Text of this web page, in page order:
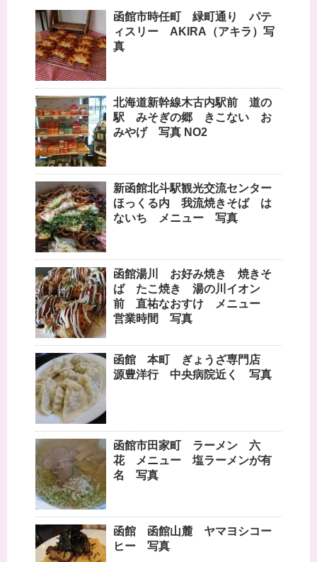
函館市時任町 緑町通り パテ
ィスリー AKIRA（アキラ）写
真
北海道新幹線木古内駅前 道の
駅 みそぎの郷 きこない お
みやげ 写真 NO2
新函館北斗駅観光交流センター
ほっくる内 我流焼きそば は
ないち メニュー 写真
函館湯川 お好み焼き 焼きそ
ば たこ焼き 湯の川イオン
前 直祐なおすけ メニュー
営業時間 写真
函館 本町 ぎょうざ専門店
源豊洋行 中央病院近く 写真
函館市田家町 ラーメン 六
花 メニュー 塩ラーメンが有
名 写真
函館 函館山麓 ヤマヨシコー
ヒー 写真